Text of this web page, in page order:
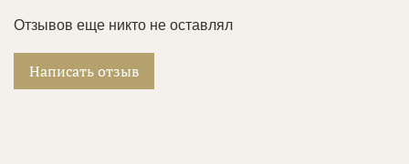
Отзывов еще никто не оставлял
Написать отзыв